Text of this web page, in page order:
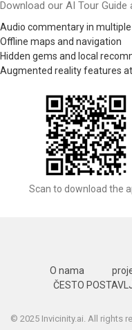
Download our AI Tour Guide
Audio commentary in
Offline maps and navigation
Hidden gems and local
Augmented reality features
Scan to download the
O nama
ČESTO
© 2025 Invicinity.ai. All rights